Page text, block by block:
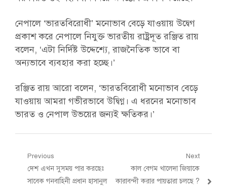
নেপালে ‘ভারতবিরোধী’ মনোভাব বেড়ে যাওয়ায় উদ্বেগ
প্রকাশ করে নেপালে নিযুক্ত ভারতীয় রাষ্ট্রদূত রঞ্জিত রায়
বলেন, ‘এটা নির্দিষ্ট উদ্দেশ্যে, রাজনৈতিক ভাবে বা
অন্যভাবে ব্যবহার করা হচ্ছে।’
রঞ্জিত রায় আরো বলেন, ‘ভারতবিরোধী মনোভাব বেড়ে
যাওয়ায় আমরা গভীরভাবে উদ্বিগ্ন। এ ধরনের মনোভাব
ভারত ও নেপাল উভয়ের জন্যই ক্ষতিকর।’
Post
navigation
Previous
Previous
post:
দেশ এখন সুসময় পার করছেঃ
সাবেক গনবাহিনী প্রধান হাসানুল
Next
Next
post:
কাল বেগম খালেদা জিয়াকে
কারাবন্দী করার পায়তারা চলছে ?